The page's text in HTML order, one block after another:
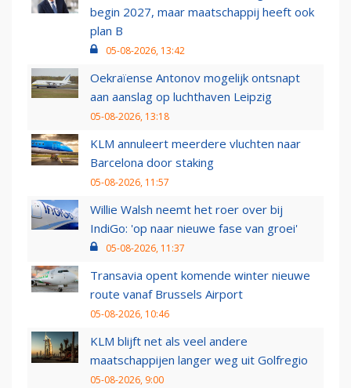
begin 2027, maar maatschappij heeft ook
plan B
05-08-2026, 13:42
Oekraïense Antonov mogelijk ontsnapt
aan aanslag op luchthaven Leipzig
05-08-2026, 13:18
KLM annuleert meerdere vluchten naar
Barcelona door staking
05-08-2026, 11:57
Willie Walsh neemt het roer over bij
IndiGo: 'op naar nieuwe fase van groei'
05-08-2026, 11:37
Transavia opent komende winter nieuwe
route vanaf Brussels Airport
05-08-2026, 10:46
KLM blijft net als veel andere
maatschappijen langer weg uit Golfregio
05-08-2026, 9:00